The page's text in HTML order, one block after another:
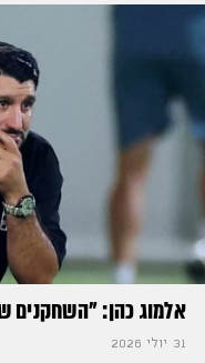
אלמוג כהן: "השחקנים
31 יולי 2026